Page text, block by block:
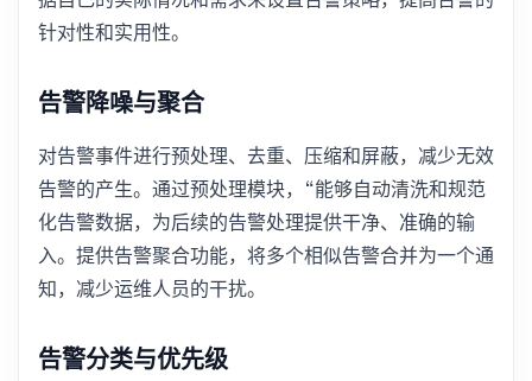
针对性和实用性。
告警降噪与聚合
对告警事件进行预处理、去重、压缩和屏蔽，减少无效
告警的产生。通过预处理模块，“能够自动清洗和规范
化告警数据，为后续的告警处理提供干净、准确的输
入。提供告警聚合功能，将多个相似告警合并为一个通
知，减少运维人员的干扰。
告警分类与优先级